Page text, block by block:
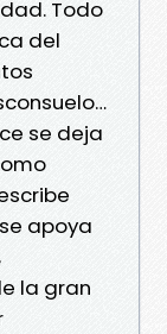
Todo
del
se deja
apoya
la gran